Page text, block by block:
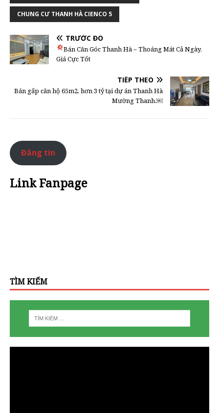
CHUNG CƯ THANH HÀ CIENCO 5
TRƯỚC ĐÓ
Bán Căn Góc Thanh Hà – Thoáng Mát Cả Ngày,
Giá Cực Tốt
TIẾP THEO
Bán gấp căn hộ 65m2, hơn 3 tỷ tại dự án Thanh Hà
Mường Thanh.￼
Đăng tin
Link Fanpage
TÌM KIẾM